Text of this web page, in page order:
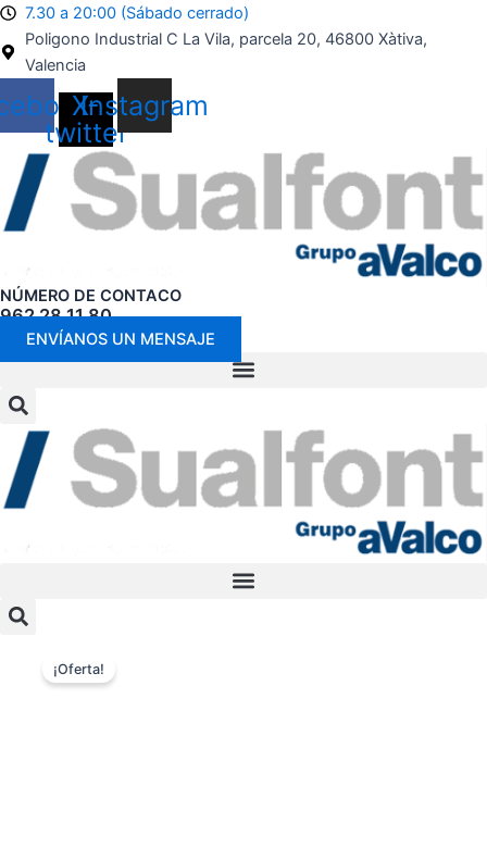
Ir
contenido
7.30 a 20:00 (Sábado cerrado)
Poligono Industrial C La Vila, parcela 20, 46800 Xàtiva,
Valencia
X-
twitter
Instagram
NÚMERO DE CONTACO
962 28 11 80
ENVÍANOS UN MENSAJE
¡Oferta!